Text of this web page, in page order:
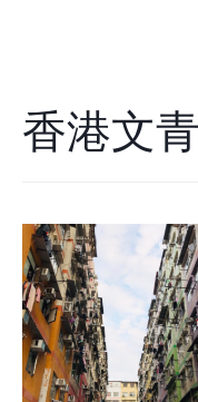
香港文